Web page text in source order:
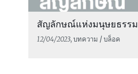
สัญลักษณ์แห่งมนุษยธรรม
12/04/2023, บทความ / บล็อค